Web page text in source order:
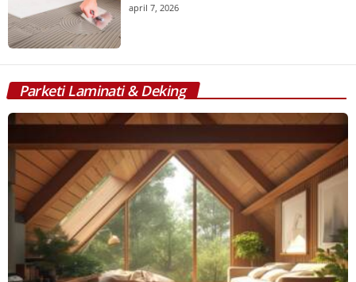
april 7, 2026
Parketi Laminati & Deking